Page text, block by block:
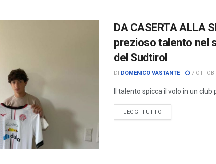
DA CASERTA ALLA
prezioso talento nel
del Sudtirol
DI DOMENICO VASTANTE 7
Il talento spicca il volo in un
LEGGI TUTTO